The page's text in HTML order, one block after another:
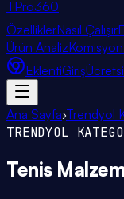
TPro360
ÖzelliklerNasıl Çalışır
Ürün Analiz
EklentiGiriş
Ana Sayfa›Trendyol
TRENDYOL
Tenis